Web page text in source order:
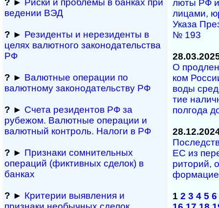
? ► Риски и проблемы в банках при
ведении ВЭД
? ► Резиденты и не­ре­зи­ден­ты в
целях валютного за­ко­но­да­тель­ст­ва
РФ
? ► Валютные операции по
валютному за­ко­но­да­тель­ст­ву РФ
? ► Счета резидентов РФ за
рубежом. Валютные операции и
валютный контроль. Налоги в РФ
? ► Признаки сомнитель­ных
операций (фиктивных сделок) в
банках
? ► Критерии выявления и
лю­ты РФ и
ли­ца­ми,
Ука­за
№ 193
О
ком
во­ды
тие
пол­го­да
ЕС из
ри­то­рий,
1 2 3 4 5 6